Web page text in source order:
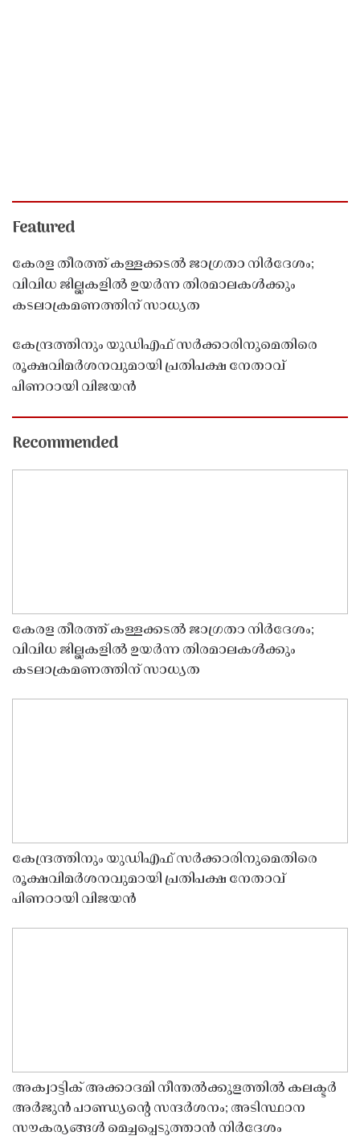
Featured
കേരള തീരത്ത് കള്ളക്കടൽ ജാഗ്രതാ നിർദേശം;
വിവിധ ജില്ലകളിൽ ഉയർന്ന തിരമാലകൾക്കും
കടലാക്രമണത്തിന് സാധ്യത
കേന്ദ്രത്തിനും യുഡിഎഫ് സർക്കാരിനുമെതിരെ
രൂക്ഷവിമർശനവുമായി പ്രതിപക്ഷ നേതാവ്
പിണറായി വിജയൻ
Recommended
കേരള തീരത്ത് കള്ളക്കടൽ ജാഗ്രതാ നിർദേശം;
വിവിധ ജില്ലകളിൽ ഉയർന്ന തിരമാലകൾക്കും
കടലാക്രമണത്തിന് സാധ്യത
കേന്ദ്രത്തിനും യുഡിഎഫ് സർക്കാരിനുമെതിരെ
രൂക്ഷവിമർശനവുമായി പ്രതിപക്ഷ നേതാവ്
പിണറായി വിജയൻ
അക്വാട്ടിക് അക്കാദമി നീന്തൽക്കുളത്തിൽ കലക്ടർ
അർജുൻ പാണ്ഡ്യൻ്റെ സന്ദർശനം; അടിസ്ഥാന
സൗകര്യങ്ങൾ മെച്ചപ്പെടുത്താൻ നിർദേശം